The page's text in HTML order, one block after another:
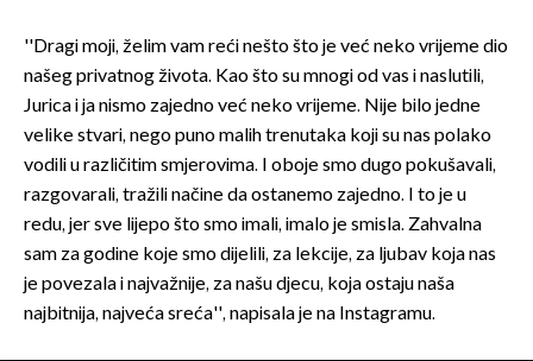
''Dragi moji, želim vam reći nešto što je već neko vrijeme dio
našeg privatnog života. Kao što su mnogi od vas i naslutili,
Jurica i ja nismo zajedno već neko vrijeme. Nije bilo jedne
velike stvari, nego puno malih trenutaka koji su nas polako
vodili u različitim smjerovima. I oboje smo dugo pokušavali,
razgovarali, tražili načine da ostanemo zajedno. I to je u
redu, jer sve lijepo što smo imali, imalo je smisla. Zahvalna
sam za godine koje smo dijelili, za lekcije, za ljubav koja nas
je povezala i najvažnije, za našu djecu, koja ostaju naša
najbitnija, najveća sreća'', napisala je na Instagramu.